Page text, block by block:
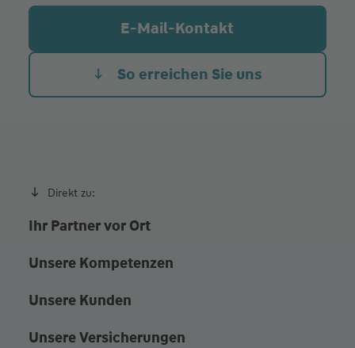
E-Mail-Kontakt
So erreichen Sie uns
Direkt zu:
Ihr Partner vor Ort
Unsere Kompetenzen
Unsere Kunden
Unsere Versicherungen